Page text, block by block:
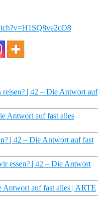
| 42 – Die Antwort auf
Antwort auf fast alles
| 42 – Die Antwort auf fast
essen? | 42 – Die Antwort
auf fast alles | ARTE